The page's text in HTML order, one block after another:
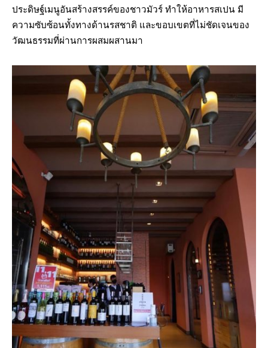
ประดิษฐ์เมนูอันสร้างสรรค์ของชาวมัวร์ ทำให้อาหารสเปน มี
ความซับซ้อนทั้งทางด้านรสชาติ และขอบเขตที่ไม่ชัดเจนของ
วัฒนธรรมที่ผ่านการผสมผสานมา